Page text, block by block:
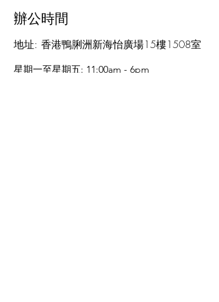
辦公時間
地址: 香港鴨脷洲新海怡廣場15樓1508室
星期一至星期五: 11:00am - 6pm